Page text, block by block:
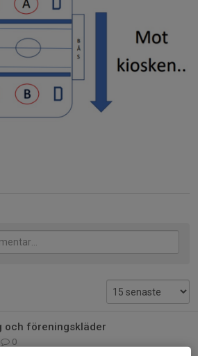
och föreningskläder
0